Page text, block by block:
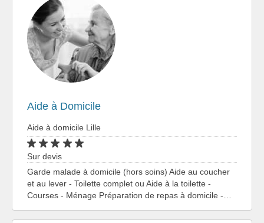
Aide à Domicile
Aide à domicile Lille
Sur devis
Garde malade à domicile (hors soins) Aide au coucher
et au lever - Toilette complet ou Aide à la toilette -
Courses - Ménage Préparation de repas à domicile -…